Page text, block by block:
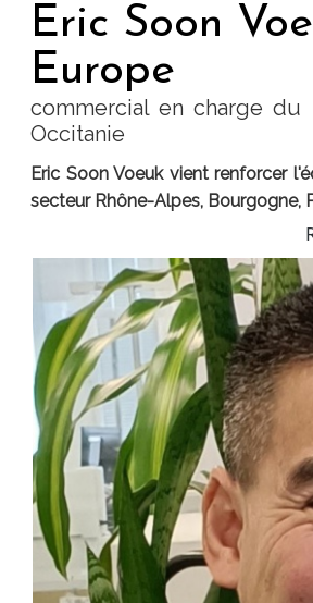
Eric Soon
Europe
commercial en charge du
Occitanie
Eric Soon Voeuk vient renforcer
secteur Rhône-Alpes, Bourgogne,